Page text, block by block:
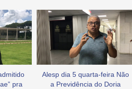
pra
Alesp dia 5 quarta-feira Não
a Previdência do Doria